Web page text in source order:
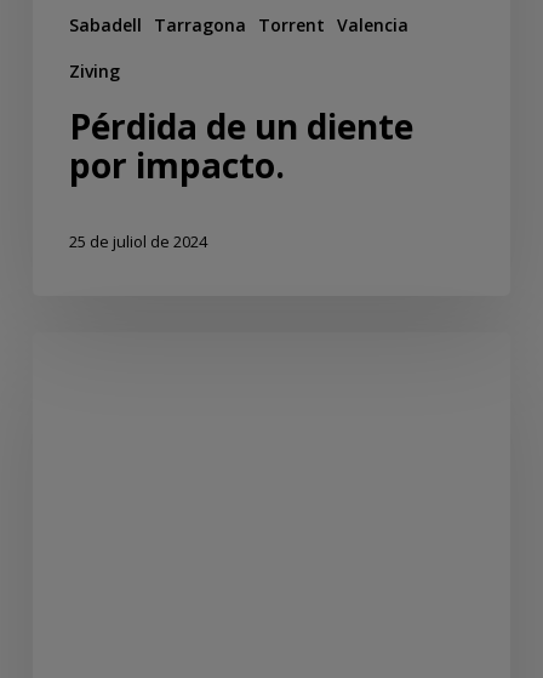
Sabadell
Tarragona Torrent Valencia
Ziving
Pérdida de un diente
por impacto.
25 de juliol de 2024